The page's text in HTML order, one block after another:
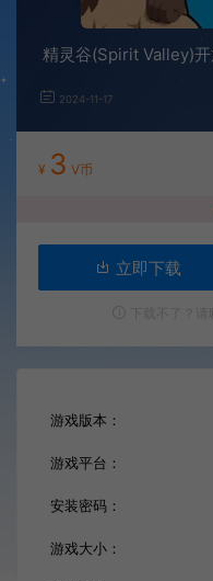
精灵谷(Spirit Valley)
2024-11-17
¥ 3 V币
立即下载
游戏版本：
游戏平台：
安装密码：
游戏大小：